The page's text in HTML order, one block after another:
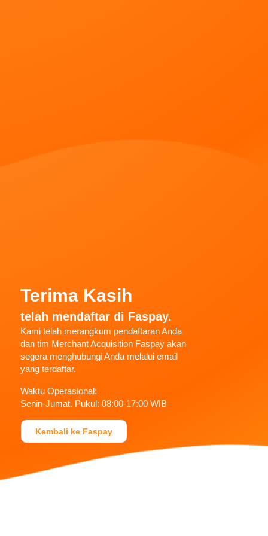
Terima Kasih
telah mendaftar di Faspay.
Kami telah merangkum pendaftaran Anda
dan tim Merchant Acquisition Faspay akan
segera menghubungi Anda melalui email
yang terdaftar.
Waktu Operasional:
Senin-Jumat. Pukul: 08:00-17:00 WIB
Kembali ke Faspay